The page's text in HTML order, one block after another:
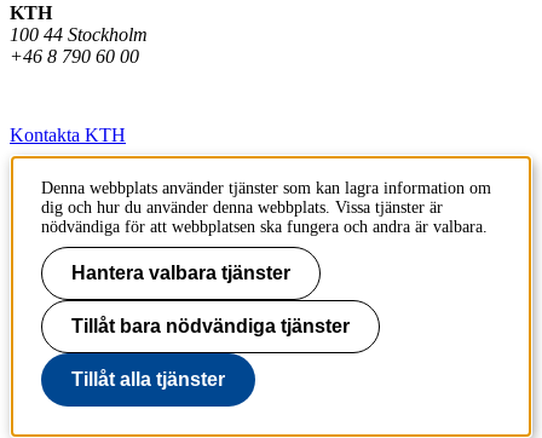
KTH
100 44 Stockholm
+46 8 790 60 00
Kontakta KTH
Jobba på KTH
Press och media
Faktura och betalning KTH
Om KTH:s webbplatser
Tillgänglighetsredogörelse
Denna webbplats använder tjänster som kan lagra information om
dig och hur du använder denna webbplats. Vissa tjänster är
nödvändiga för att webbplatsen ska fungera och andra är valbara.
Hantera valbara tjänster
Tillåt bara nödvändiga tjänster
Tillåt alla tjänster